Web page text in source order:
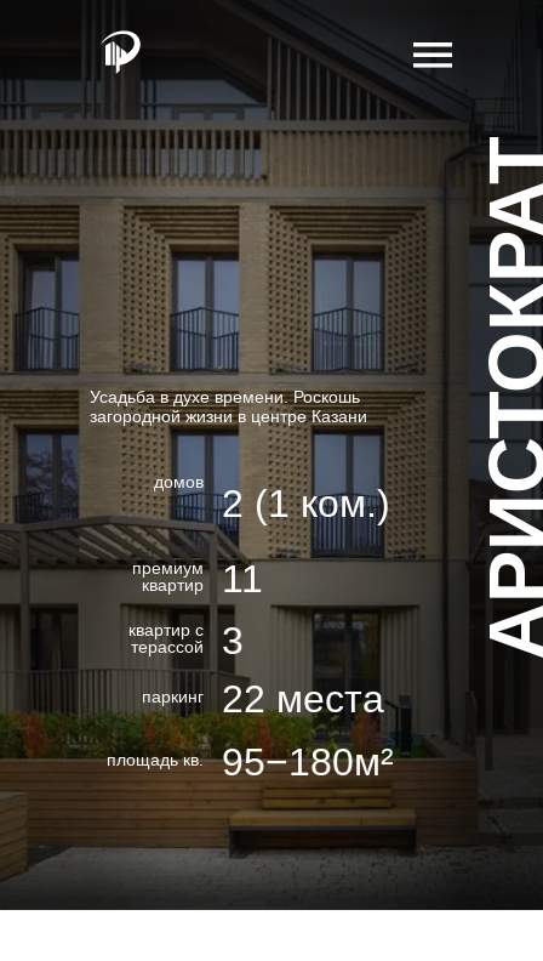
2 (1 ком.)
домов
11
22 места
паркинг
95−180м²
площадь кв.
3
премиум
квартир
квартир с
терассой
Усадьба в духе времени. Роскошь
загородной жизни в центре Казани